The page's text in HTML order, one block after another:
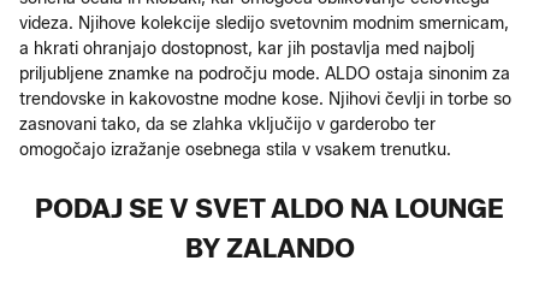
videza. Njihove kolekcije sledijo svetovnim modnim smernicam,
a hkrati ohranjajo dostopnost, kar jih postavlja med najbolj
priljubljene znamke na področju mode. ALDO ostaja sinonim za
trendovske in kakovostne modne kose. Njihovi čevlji in torbe so
zasnovani tako, da se zlahka vključijo v garderobo ter
omogočajo izražanje osebnega stila v vsakem trenutku.
PODAJ SE V SVET ALDO NA LOUNGE
BY ZALANDO